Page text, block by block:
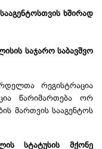
ხშირად
საჯარო საბავშვო
რეგისტრაცია
წარიმართება ორ
მართვის სააგენტოს
სტატუსის მქონე